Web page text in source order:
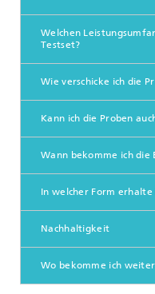
Welchen
Testset?
Wie verschicke ich die
Kann ich die Proben
Wann bekomme ich die
In welcher Form erhalte
Nachhaltigkeit
Wo bekomme ich